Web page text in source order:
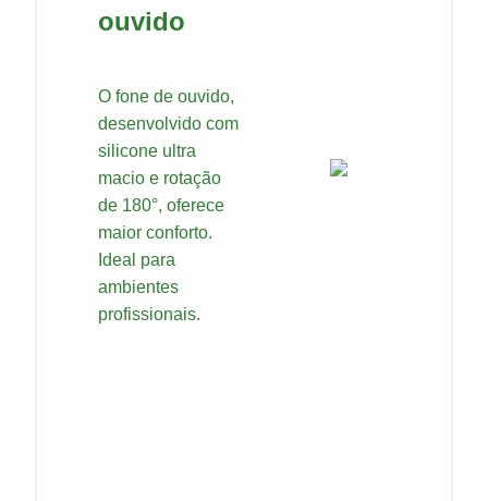
ouvido
O fone de ouvido,
desenvolvido com
silicone ultra
macio e rotação
de 180°, oferece
maior conforto.
Ideal para
ambientes
profissionais.